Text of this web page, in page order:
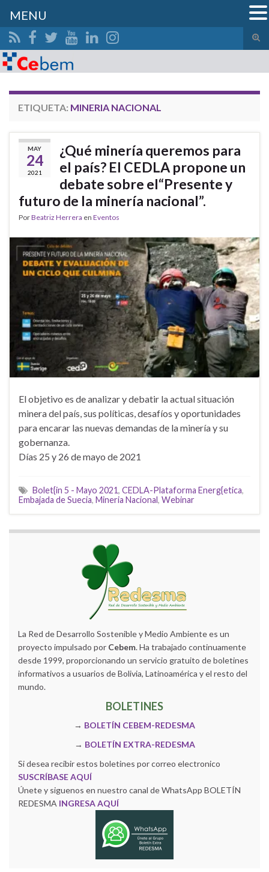
el
Search for:
ETIQUETA: MINERIA NACIONAL
MAY
24
2021
¿Qué minería queremos para
el país? El CEDLA propone un
debate sobre el“Presente y
futuro de la minería nacional”.
PorBeatriz Herrera en Eventos
El objetivo es de analizar y debatir la actual situación
minera del país, sus políticas, desafíos y oportunidades
para encarar las nuevas demandas de la minería y su
gobernanza.
Días 25 y 26 de mayo de 2021
Bolet{in 5 - Mayo 2021, CEDLA-Plataforma Energ{etica,
Embajada de Suecia, Mineria Nacional, Webinar
La Red de Desarrollo Sostenible y Medio Ambiente es un
proyecto impulsado por Cebem. Ha trabajado continuamente
desde 1999, proporcionando un servicio gratuito de boletines
informativos a usuarios de Bolivia, Latinoamérica y el resto del
mundo.
BOLETINES
→ BOLETÍN CEBEM-REDESMA
→ BOLETÍN EXTRA-REDESMA
Si desea recibir estos boletines por correo electronico
SUSCRÍBASE AQUÍ
Únete y siguenos en nuestro canal de WhatsApp BOLETÍN
REDESMA INGRESA AQUÍ
MENU